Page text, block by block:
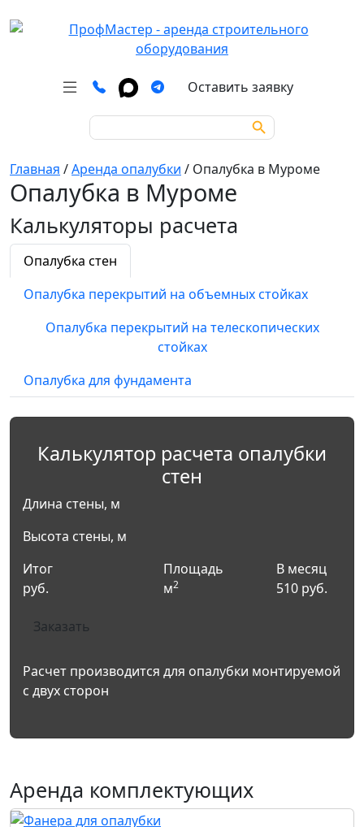
Search
for:
Search Button
Оставить заявку
Главная /Аренда опалубки / Опалубка в Муроме
Опалубка в Муроме
Калькуляторы расчета
Опалубка стен
Опалубка перекрытий на объемных стойках
Опалубка перекрытий на телескопических
стойках
Опалубка для фундамента
Калькулятор расчета опалубки
стен
Длина стены, м
Высота стены, м
Итог
руб.
Площадь
м2
В месяц
510руб.
Заказать
Расчет производится для опалубки монтируемой
с двух сторон
Аренда комплектующих